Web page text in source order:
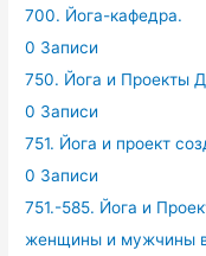
700. Йога-кафедра.
0 Записи
750. Йога и Проекты
0 Записи
751. Йога и проект
0 Записи
751.-585. Йога и
женщины и мужчины